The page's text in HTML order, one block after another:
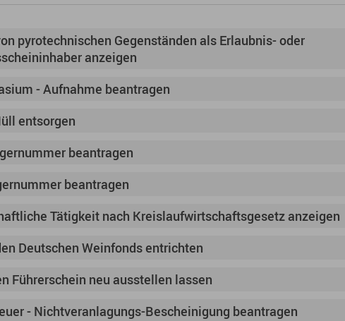
pyrotechnischen Gegenständen als Erlaubnis- oder
anzeigen
- Aufnahme beantragen
entsorgen
beantragen
beantragen
Tätigkeit nach Kreislaufwirtschaftsgesetz anzeigen
Deutschen Weinfonds entrichten
Führerschein neu ausstellen lassen
- Nichtveranlagungs-Bescheinigung beantragen